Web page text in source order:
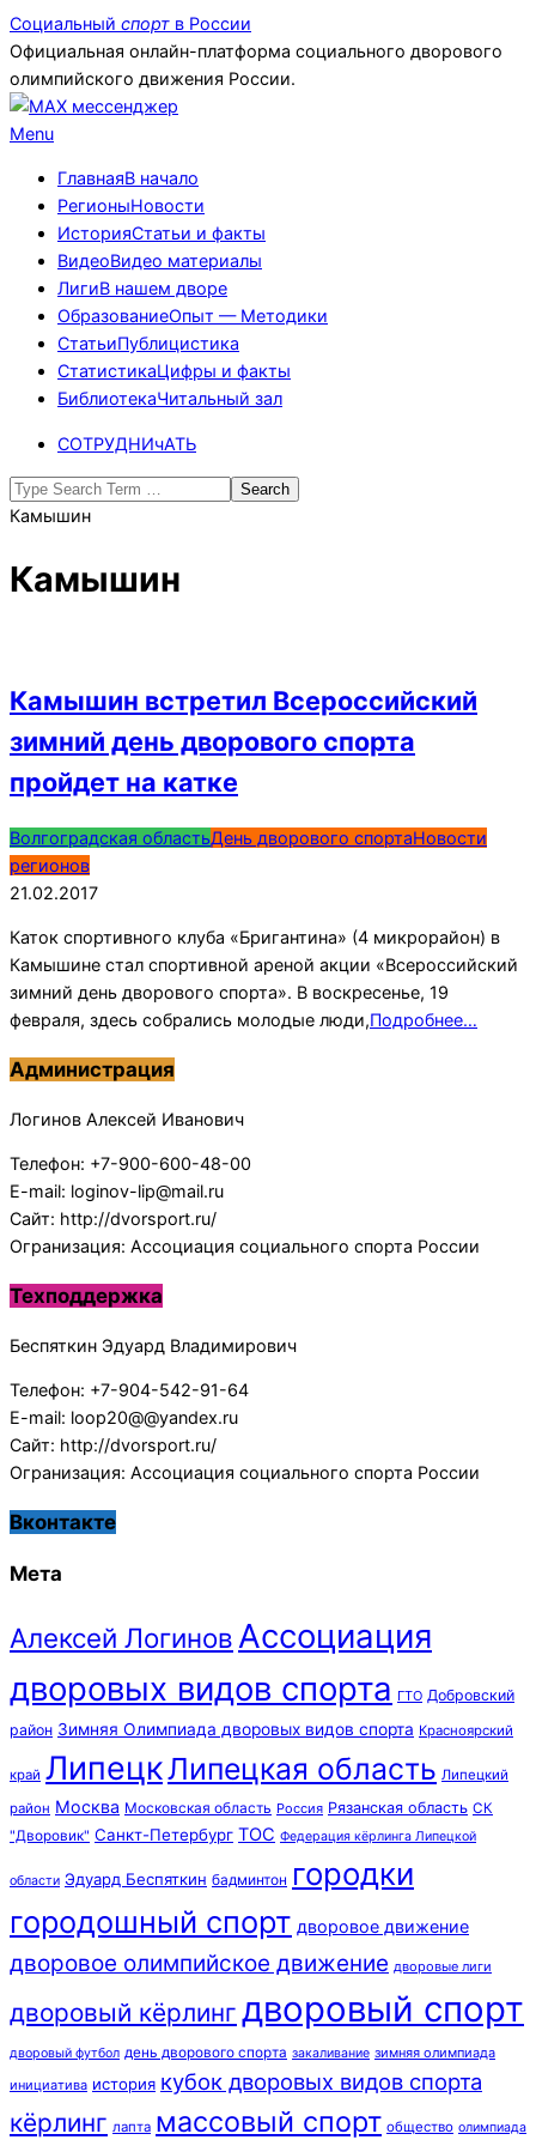
Skip
to
content
Социальный спорт в России
Официальная онлайн-платформа социального дворового
олимпийского движения России.
Primary
Menu
Menu
ГлавнаяВ начало
РегионыНовости
ИсторияСтатьи и факты
ВидеоВидео материалы
ЛигиВ нашем дворе
ОбразованиеОпыт — Методики
СтатьиПублицистика
СтатистикаЦифры и факты
БиблиотекаЧитальный зал
СОТРУДНИчАТЬ
Search
Камышин
Камышин
Камышин встретил Всероссийский
зимний день дворового спорта
пройдет на катке
2017-
02-
21
Волгоградская областьДень дворового спортаНовости
регионов
21.02.2017
Каток спортивного клуба «Бригантина» (4 микрорайон) в
Камышине стал спортивной ареной акции «Всероссийский
зимний день дворового спорта». В воскресенье, 19
февраля, здесь собрались молодые люди,Подробнее…
Администрация
Логинов Алексей Иванович
Телефон: +7-900-600-48-00
E-mail: loginov-lip@mail.ru
Сайт: http://dvorsport.ru/
Огранизация: Ассоциация социального спорта России
Техподдержка
Беспяткин Эдуард Владимирович
Телефон: +7-904-542-91-64
E-mail: loop20@@yandex.ru
Сайт: http://dvorsport.ru/
Огранизация: Ассоциация социального спорта России
Вконтакте
Мета
Алексей Логинов Ассоциация
дворовых видов спорта ГТО Добровский
район Зимняя Олимпиада дворовых видов спорта Красноярский
край ЛипецкЛипецкая область Липецкий
район Москва Московская область Россия Рязанская область СК
"Дворовик" Санкт-Петербург ТОС Федерация кёрлинга Липецкой
области Эдуард Беспяткин бадминтон городки
городошный спорт дворовое движение
дворовое олимпийское движение дворовые лиги
дворовый кёрлинг дворовый спорт
дворовый футбол день дворового спорта закаливание зимняя олимпиада
инициатива история кубок дворовых видов спорта
кёрлинг лапта массовый спорт общество олимпиада